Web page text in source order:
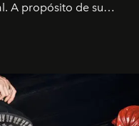
A propósito de su
firma neoyorquina y
global de la marca